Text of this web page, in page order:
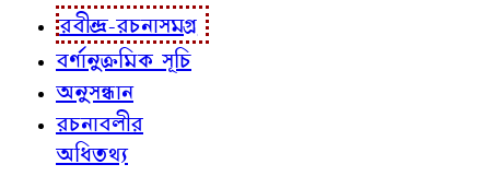
রবীন্দ্র-রচনাসমগ্র
বর্ণানুক্রমিক সূচি
অনুসন্ধান
রচনাবলীর
অধিতথ্য